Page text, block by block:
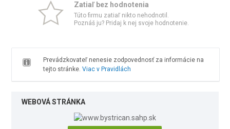
Zatiaľ bez hodnotenia
Túto firmu zatiaľ nikto nehodnotil.
Poznáš ju? Pridaj k nej svoje hodnotenie.
Prevádzkovateľ nenesie zodpovednosť za informácie na
tejto stránke. Viac v Pravidlách
WEBOVÁ STRÁNKA